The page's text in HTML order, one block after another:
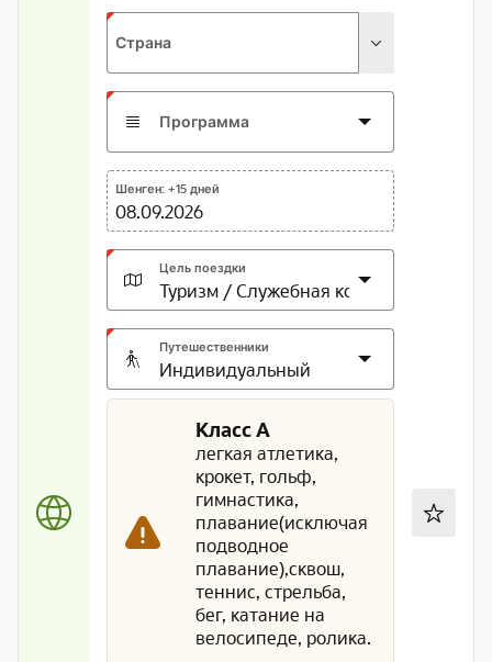
Страна
Программа
Шенген: +15 дней
08.09.2026
Цель поездки
Путешественники
Класс А
легкая атлетика,
крокет, гольф,
гимнастика,
плавание(исключая
подводное
плавание),сквош,
теннис, стрельба,
бег, катание на
велосипеде, ролика.